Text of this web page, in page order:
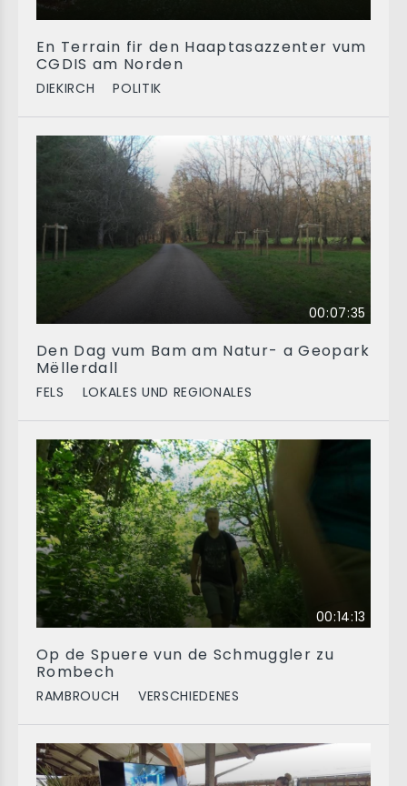
En Terrain fir den Haaptasazzenter vum
CGDIS am Norden
DIEKIRCH POLITIK
00:07:35
Den Dag vum Bam am Natur- a Geopark
Mëllerdall
FELS LOKALES UND REGIONALES
00:14:13
Op de Spuere vun de Schmuggler zu
Rombech
RAMBROUCH VERSCHIEDENES